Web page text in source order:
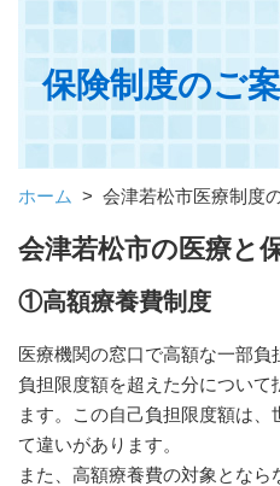
保険制度のご
ホーム > 会津若松市医療制度
会津若松市の医療と
①高額療養費制度
医療機関の窓口で高額な一部負
負担限度額を超えた分について
ます。この自己負担限度額は
て違いがあります。
また、高額療養費の対象とな